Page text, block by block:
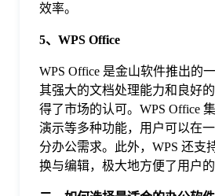
效率。
5、WPS Office
WPS Office 是金山软件推出的
其强大的文档处理能力和良好
得了市场的认可。WPS Office
演示等多种功能，用户可以在
分办公需求。此外，WPS 还支
换与编辑，极大地方便了用户的